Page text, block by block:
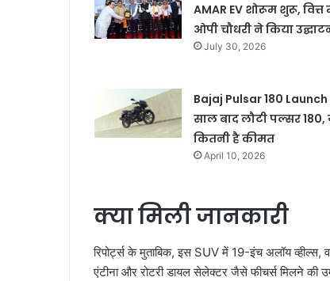
AMAR EV शोरूम शुरू, वित्त
ओपी चौधरी ने किया
July 30, 2026
Bajaj Pulsar 180 Launch
साल बाद लौटी पल्सर 180,
कितनी है कीमत
April 10, 2026
क्‍या मिली जानकारी
रिपोर्ट्स के मुताबिक, इस SUV में 19-इंच अलॉय
एंटीना और रोटरी डायल सेलेक्टर जैसे फीचर्स मिलने की